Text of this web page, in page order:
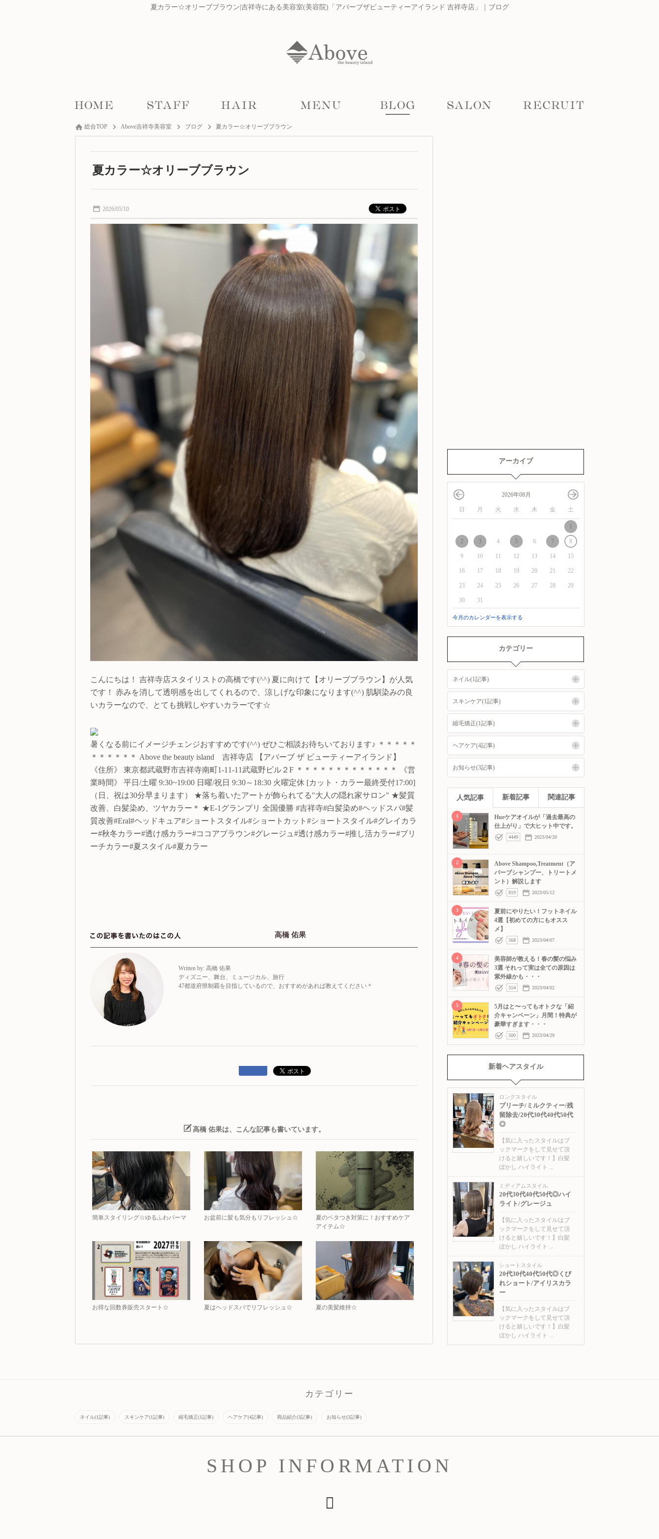
夏カラー☆オリーブブラウン|吉祥寺にある美容室(美容院)「アバーブザビューティーアイランド 吉祥寺店」｜ブログ
総合TOP Above吉祥寺美容室 ブログ 夏カラー☆オリーブブラウン
夏カラー☆オリーブブラウン
2026/05/10
こんにちは！ 吉祥寺店スタイリストの高橋です(^^) 夏に向けて【オリーブブラウン】が人気
です！ 赤みを消して透明感を出してくれるので、涼しげな印象になります(^^) 肌馴染みの良
いカラーなので、とても挑戦しやすいカラーです☆
暑くなる前にイメージチェンジおすすめです(^^) ぜひご相談お待ちいております♪ ＊＊＊＊＊
＊＊＊＊＊＊ Above the beauty island 吉祥寺店 【アバーブ ザ ビューティーアイランド】
《住所》 東京都武蔵野市吉祥寺南町1-11-11武蔵野ビル２F ＊＊＊＊＊＊＊＊＊＊＊＊＊ 《営
業時間》 平日/土曜 9:30~19:00 日曜/祝日 9:30～18:30 火曜定休 [カット・カラー最終受付17:00]
（日、祝は30分早まります） ★落ち着いたアートが飾られてる"大人の隠れ家サロン" ★髪質
改善、白髪染め、ツヤカラー＊ ★E-1グランプリ 全国優勝 #吉祥寺#白髪染め#ヘッドスパ#髪
質改善#Eral#ヘッドキュア#ショートスタイル#ショートカット#ショートスタイル#グレイカラ
ー#秋冬カラー#透け感カラー#ココアブラウン#グレージュ#透け感カラー#推し活カラー#ブリ
ーチカラー#夏スタイル#夏カラー
高橋 佑果
Written by: 高橋 佑果
ディズニー、舞台、ミュージカル、旅行
47都道府県制覇を目指しているので、おすすめがあれば教えてください＊
高橋 佑果は、こんな記事も書いています。
簡単スタイリング☆ゆるふわパーマ お盆前に髪も気分もリフレッシュ☆
夏のベタつき対策に！おすすめケア
アイテム☆
お得な回数券販売スタート☆ 夏はヘッドスパでリフレッシュ☆ 夏の美髪維持☆
アーカイブ
2026年08月
日 月 火 水 木 金 土
1
2 3 4 5 6 7 8
9 10 11 12 13 14 15
16 17 18 19 20 21 22
23 24 25 26 27 28 29
30 31
今月のカレンダーを表示する
カテゴリー
ネイル(1記事)
スキンケア(1記事)
縮毛矯正(1記事)
ヘアケア(4記事)
お知らせ(3記事)
人気記事 新着記事 関連記事
1
Hueケアオイルが「過去最高の
仕上がり」で大ヒット中です。
4449 2023/04/20
2
Above Shampoo,Treatment（ア
バーブシャンプー、トリートメ
ント）解説します
819 2023/05/12
3
夏前にやりたい！フットネイル
4選【初めての方にもオスス
メ】
568 2023/04/07
4
美容師が教える！春の髪の悩み
3選 それって実は全ての原因は
紫外線かも・・・
554 2023/04/02
5
5月はと〜ってもオトクな「紹
介キャンペーン」月間！特典が
豪華すぎます・・・
500 2023/04/29
新着ヘアスタイル
ロングスタイル
ブリーチ/ミルクティー/残
留除去/20代30代40代50代
◎
【気に入ったスタイルはブ
ックマークをして見せて頂
けると嬉しいです！】白髪
ぼかし ハイライト ...
ミディアムスタイル
20代30代40代50代◎ハイ
ライト/グレージュ
【気に入ったスタイルはブ
ックマークをして見せて頂
けると嬉しいです！】白髪
ぼかし ハイライト ...
ショートスタイル
20代30代40代50代◎くび
れショート/アイリスカラ
ー
【気に入ったスタイルはブ
ックマークをして見せて頂
けると嬉しいです！】白髪
ぼかし ハイライト ...
カテゴリー
ネイル(1記事) スキンケア(1記事) 縮毛矯正(1記事) ヘアケア(4記事) 商品紹介(3記事) お知らせ(3記事)